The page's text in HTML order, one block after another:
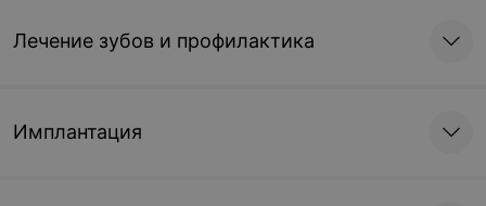
Лечение зубов и профилактика
Имплантация